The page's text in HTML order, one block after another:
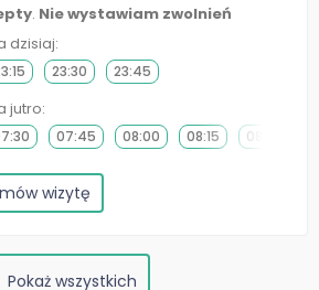
. Nie wystawiam zwolnień
dzisiaj:
23:30 23:45
jutro:
07:45 08:00 08:15 08:30
wizytę
Pokaż wszystkich